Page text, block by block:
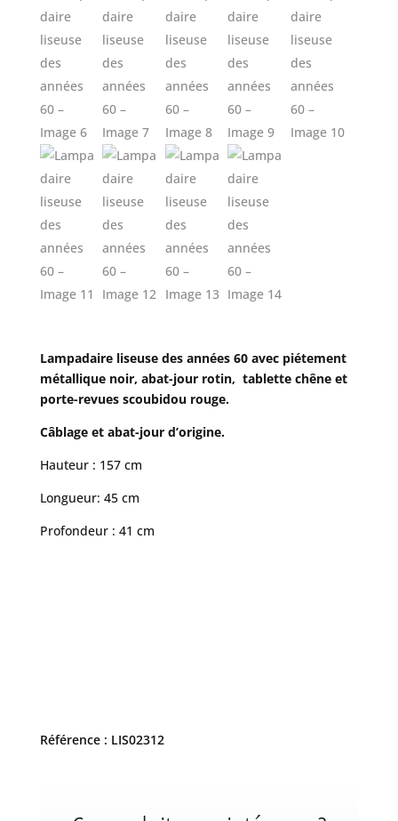
Lampadaire liseuse des années 60 avec piétement
métallique noir, abat-jour rotin, tablette chêne et
porte-revues scoubidou rouge.
Câblage et abat-jour d’origine.
Hauteur : 157 cm
Longueur: 45 cm
Profondeur : 41 cm
Référence : LIS02312